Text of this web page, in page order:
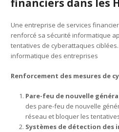
financiers dans les
Une entreprise de services
renforcé sa sécurité informatique
tentatives de cyberattaques
informatique des entreprises
Renforcement des mesures de
Pare-feu de nouvelle
des pare-feu de nouvelle
réseau et bloquer les
Systèmes de détection des